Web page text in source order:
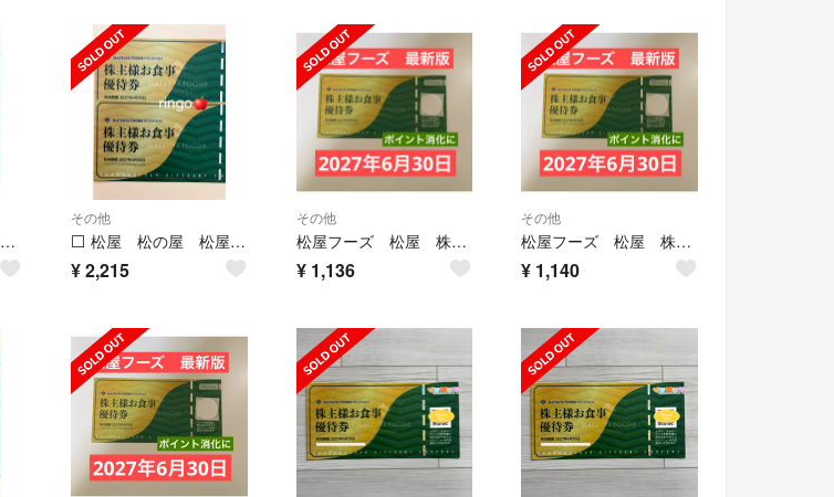
松屋 松の屋 松屋フーズ株主優待券2枚
その他
⬜️ 松屋 松の屋 松屋フーズ株主優待券2枚
¥2,215
その他
松屋フーズ 松屋 株主優待券 食事券 割引券 優待券 1000円
¥ 1,136
その他
松屋フーズ 松屋 株主優待券 食事券 割引券 優待券 1000円
¥ 1,140